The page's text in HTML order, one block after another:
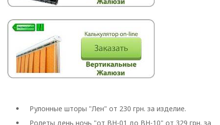
Рулонные шторы "Лен" от 230 грн. за изделие.
Ролеты день ночь "от BH-01 до BH-10" от 329 грн. за